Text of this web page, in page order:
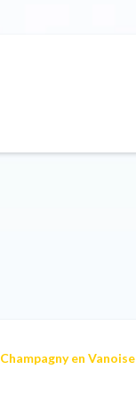
Champagny en Vanoise